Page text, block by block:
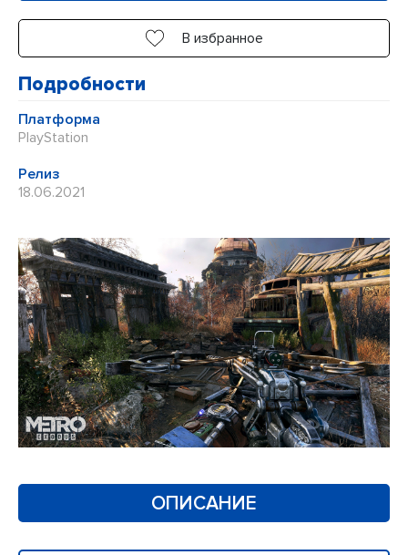
ОПИСАНИЕ
В избранное
Подробности
Платформа
PlayStation
Релиз
18.06.2021